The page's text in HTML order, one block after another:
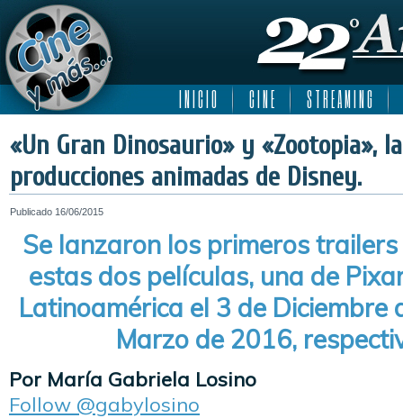
I N I C I O C I N E S T R E A M I N G
«Un Gran Dinosaurio» y «Zootopia»,
producciones animadas de Disney.
Publicado 16/06/2015
Se lanzaron los primeros
estas dos películas, una de
Latinoamérica el 3 de Diciembre
Marzo de 2016,
Por María Gabriela Losino
Follow @gabylosino